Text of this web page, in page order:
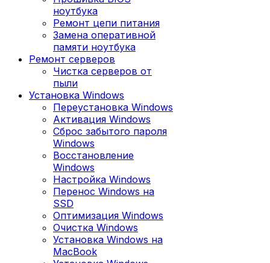
ноутбука
Ремонт цепи питания
Замена оперативной
памяти ноутбука
Ремонт серверов
Чистка серверов от
пыли
Установка Windows
Переустановка Windows
Активация Windows
Сброс забытого пароля
Windows
Восстановление
Windows
Настройка Windows
Перенос Windows на
SSD
Оптимизация Windows
Очистка Windows
Установка Windows на
MacBook